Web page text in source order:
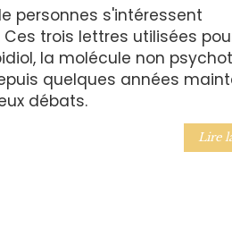
personnes s'intéressent
Ces trois lettres utilisées
la molécule non
quelques années
débats.
Lire